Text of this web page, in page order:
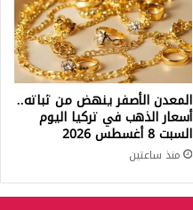
المعدن الأصفر ينهض من ثباته..
أسعار الذهب في تركيا اليوم
السبت 8 أغسطس 2026
منذ ساعتين